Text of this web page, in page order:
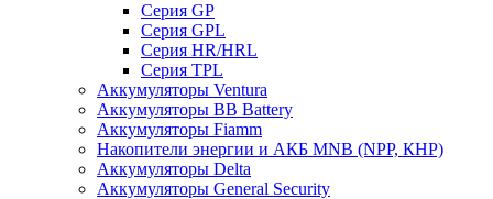
Cерия GP
Серия GPL
Серия HR/HRL
Серия TPL
Аккумуляторы Ventura
Аккумуляторы BB Battery
Аккумуляторы Fiamm
Накопители энергии и АКБ MNB (NPP, КНР)
Аккумуляторы Delta
Аккумуляторы General Security